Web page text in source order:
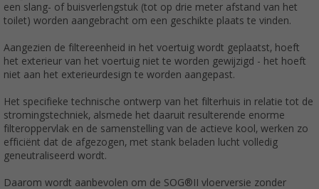
een slang- of buisverlengstuk (tot op drie meter afstand van het
toilet) worden aangebracht om een geschikte plaats te vinden.
Aangezien de filtereenheid in het voertuig wordt geplaatst, hoeft
het exterieur van het voertuig niet te worden gewijzigd - het hoeft
niet aan het exterieurdesign te worden aangepast.
Het specifieke technische ontwerp van het filterhuis in relatie tot de
stromingstechniek, alsmede het daaruit resulterende enorme
filteroppervlak en de samenstelling van de actieve kool, werken zo
efficiënt dat de afgezogen, met stank beladen lucht volledig
geneutraliseerd wordt.
Daarom wordt aanbevolen om de SOG®II vloerversie zonder